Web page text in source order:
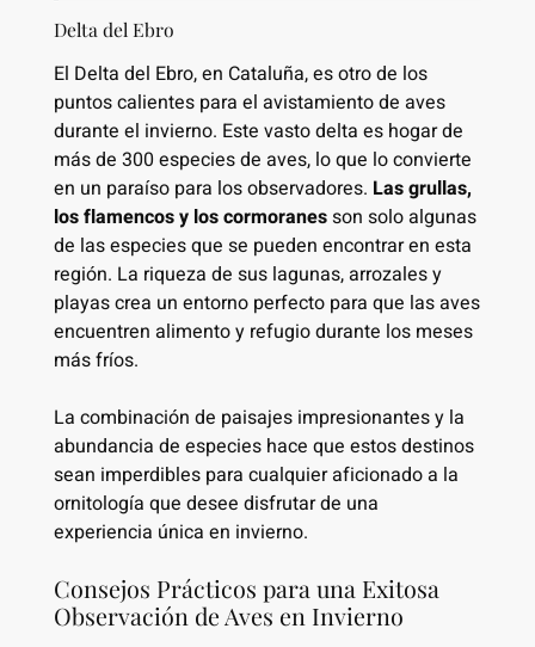
Delta del Ebro
El Delta del Ebro, en Cataluña, es otro de los
puntos calientes para el avistamiento de aves
durante el invierno. Este vasto delta es hogar de
más de 300 especies de aves, lo que lo convierte
en un paraíso para los observadores. Las grullas,
los flamencos y los cormoranesson solo algunas
de las especies que se pueden encontrar en esta
región. La riqueza de sus lagunas, arrozales y
playas crea un entorno perfecto para que las aves
encuentren alimento y refugio durante los meses
más fríos.
La combinación de paisajes impresionantes y la
abundancia de especies hace que estos destinos
sean imperdibles para cualquier aficionado a la
ornitología que desee disfrutar de una
experiencia única en invierno.
Consejos Prácticos para una Exitosa
Observación de Aves en Invierno